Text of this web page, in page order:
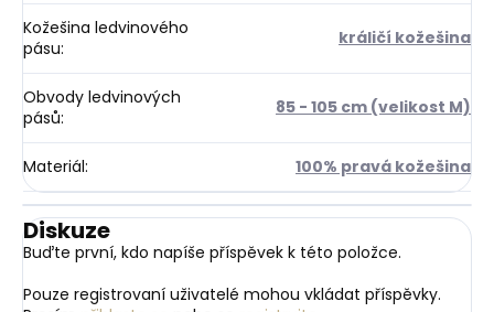
Kožešina ledvinového
pásu: králičí kožešina
Obvody ledvinových
pásů: 85 - 105 cm (velikost M)
Materiál: 100% pravá kožešina
Diskuze
Buďte první, kdo napíše příspěvek k této položce.
Pouze registrovaní uživatelé mohou vkládat příspěvky.